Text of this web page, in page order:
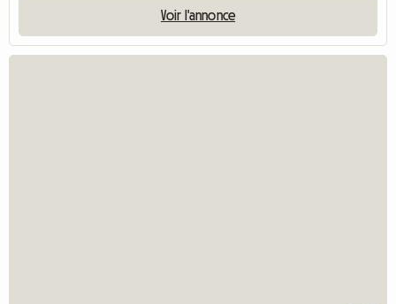
Voir l'annonce